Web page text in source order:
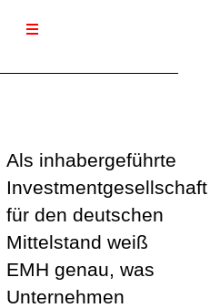
Als inhabergeführte
Investmentgesellschaft
für den deutschen
Mittelstand weiß
EMH genau, was
Unternehmen